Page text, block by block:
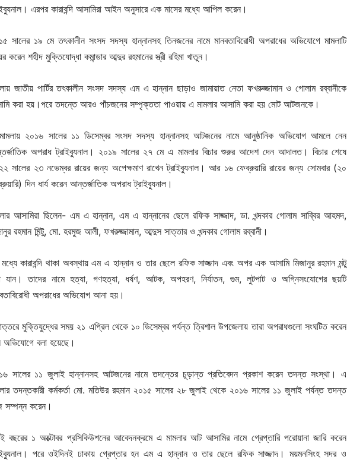
এরপর কারাবন্দি আসামিরা আইন অনুসারে এক মাসের মধ্যে আপিল করেন।
সালের ১৯ মে তৎকালীন সংসদ সদস্য হান্নানসহ তিনজনের নামে মানবতাবিরোধী অপরাধের অভিযোগে মামলাটি
করেন শহীদ মুক্তিযোদ্ধা কমান্ডার আব্দুর রহমানের স্ত্রী রহিমা খাতুন।
জাতীয় পার্টির তৎকালীন সংসদ সদস্য এম এ হান্নান ছাড়াও জামায়াত নেতা ফখরুজ্জামান ও গোলাম রব্বানীকে
করা হয়।পরে তদন্তে আরও পাঁচজনের সম্পৃক্ততা পাওয়ায় এ মামলার আসামি করা হয় মোট আটজনকে।
২০১৬ সালের ১১ ডিসেম্বর সংসদ সদস্য হান্নানসহ আটজনের নামে আনুষ্ঠানিক অভিযোগ আমলে নেন
অপরাধ ট্রাইব্যুনাল। ২০১৯ সালের ২৭ মে এ মামলার বিচার শুরুর আদেশ দেন আদালত। বিচার শেষে
সালের ২৩ নভেম্বর রায়ের জন্য অপেক্ষমাণ রাখেন ট্রাইব্যুনাল। আর ১৬ ফেব্রুয়ারি রায়ের জন্য সোমবার (২০
দিন ধার্য করেন আন্তর্জাতিক অপরাধ ট্রাইব্যুনাল।
আসামিরা ছিলেন- এম এ হান্নান, এম এ হান্নানের ছেলে রফিক সাজ্জাদ, ডা. খন্দকার গোলাম সাব্বির আহমদ,
রহমান মিন্টু, মো. হরমুজ আলী, ফখরুজ্জামান, আব্দুস সাত্তার ও খন্দকার গোলাম রব্বানী।
কারাবন্দি থাকা অবস্থায় এম এ হান্নান ও তার ছেলে রফিক সাজ্জাদ এবং অপর এক আসামি মিজানুর রহমান মন্টু
যান। তাদের নামে হত্যা, গণহত্যা, ধর্ষণ, আটক, অপহরণ, নির্যাতন, গুম, লুটপাট ও অগ্নিসংযোগের ছয়টি
অপরাধের অভিযোগ আনা হয়।
মুক্তিযুদ্ধের সময় ২১ এপ্রিল থেকে ১০ ডিসেম্বর পর্যন্ত ত্রিশাল উপজেলায় তারা অপরাধগুলো সংঘটিত করেন
অভিযোগে বলা হয়েছে।
সালের ১১ জুলাই হান্নানসহ আটজনের নামে তদন্তের চূড়ান্ত প্রতিবেদন প্রকাশ করেন তদন্ত সংস্থা। এ
তদন্তকারী কর্মকর্তা মো. মতিউর রহমান ২০১৫ সালের ২৮ জুলাই থেকে ২০১৬ সালের ১১ জুলাই পর্যন্ত তদন্ত
সম্পন্ন করেন।
বছরের ১ অক্টোবর প্রসিকিউশনের আবেদনক্রমে এ মামলার আট আসামির নামে গ্রেপ্তারি পরোয়ানা জারি করেন
পরে ওইদিনই ঢাকায় গ্রেপ্তার হন এম এ হান্নান ও তার ছেলে রফিক সাজ্জাদ। ময়মনসিংহ সদর ও